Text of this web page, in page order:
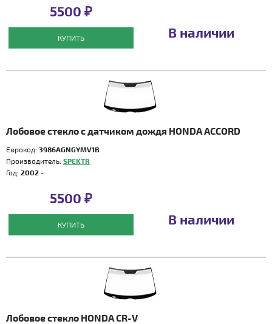
5500 ₽
КУПИТЬ В наличии
Лобовое стекло с датчиком дождя HONDA ACCORD
Еврокод: 3986AGNGYMV1B
Производитель: SPEKTR
Год: 2002 -
5500 ₽
КУПИТЬ В наличии
Лобовое стекло HONDA CR-V